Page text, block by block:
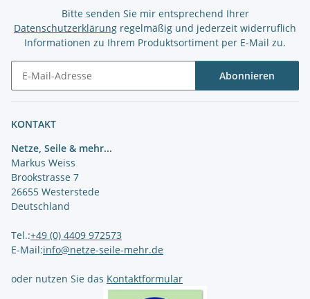
Bitte senden Sie mir entsprechend Ihrer
Datenschutzerklärung regelmäßig und jederzeit widerruflich
Informationen zu Ihrem Produktsortiment per E-Mail zu.
Abonnieren
KONTAKT
Netze, Seile & mehr...
Markus Weiss
Brookstrasse 7
26655 Westerstede
Deutschland
Tel.:+49 (0) 4409 972573
E-Mail:info@netze-seile-mehr.de
oder nutzen Sie das Kontaktformular